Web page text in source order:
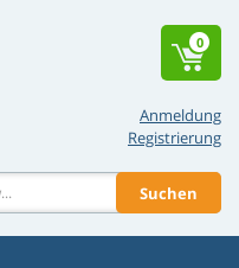
Anmeldung
Registrierung
Suchen
0